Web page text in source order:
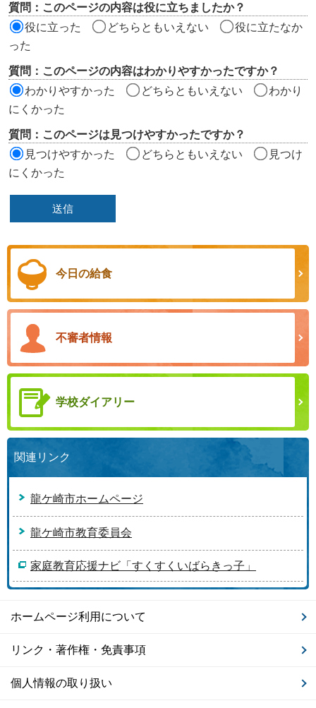
価
ア
質問：このページの内容は役に立ちましたか？
役に立った
どちらともいえない
役に立たなか
った
質問：このページの内容はわかりやすかったですか？
わかりやすかった
どちらともいえない
わかり
にくかった
質問：このページは見つけやすかったですか？
見つけやすかった
どちらともいえない
見つけ
にくかった
今日の給食
不審者情報
学校ダイアリー
関連リンク
龍ケ崎市ホームページ
龍ケ崎市教育委員会
家庭教育応援ナビ「すくすくいばらきっ子」
ホームページ利用について
リンク・著作権・免責事項
個人情報の取り扱い